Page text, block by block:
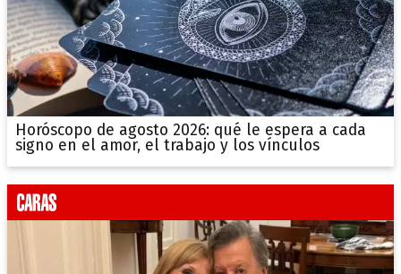
Horóscopo de agosto 2026: qué le espera a cada
signo en el amor, el trabajo y los vínculos